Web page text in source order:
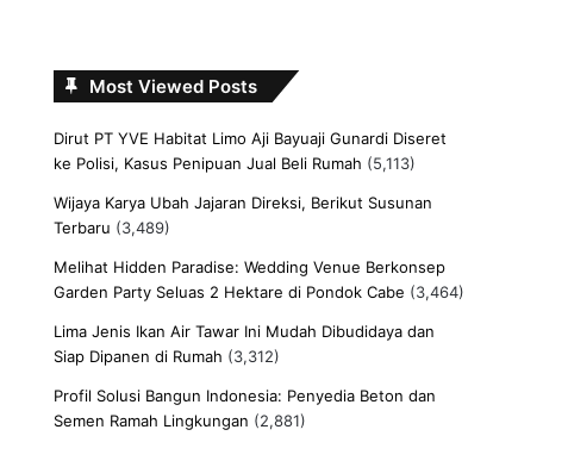
Most Viewed Posts
Dirut PT YVE Habitat Limo Aji Bayuaji Gunardi Diseret
ke Polisi, Kasus Penipuan Jual Beli Rumah (5,113)
Wijaya Karya Ubah Jajaran Direksi, Berikut Susunan
Terbaru (3,489)
Melihat Hidden Paradise: Wedding Venue Berkonsep
Garden Party Seluas 2 Hektare di Pondok Cabe (3,464)
Lima Jenis Ikan Air Tawar Ini Mudah Dibudidaya dan
Siap Dipanen di Rumah (3,312)
Profil Solusi Bangun Indonesia: Penyedia Beton dan
Semen Ramah Lingkungan (2,881)